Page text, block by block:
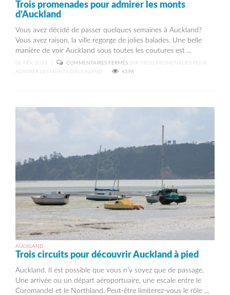
Trois promenades pour admirer les monts
d’Auckland
Vous avez décidé de passer quelques semaines à Auckland?
Vous avez raison, la ville regorge de jolies balades. Une belle
manière de voir Auckland sous toutes les coutures est ...
06 FÉV, 2013 COMMENTAIRES FERMÉS SUR TROIS PROMENADES POUR
ADMIRER LES MONTS D’AUCKLAND
4598
AUCKLAND
Trois circuits pour découvrir Auckland à pied
Auckland. Il est possible que vous n’y soyez que de passage.
Une arrivée ou un départ aéroportuaire, une escale entre le
Coromandel et le Northland. Peut-être limiterez-vous le rôle ...